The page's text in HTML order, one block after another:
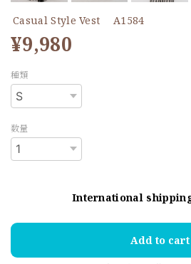
Casual Style Vest A1584
¥9,980
種類
数量
International
Add to cart